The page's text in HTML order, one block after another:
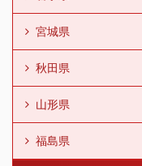
宮城県
秋田県
山形県
福島県